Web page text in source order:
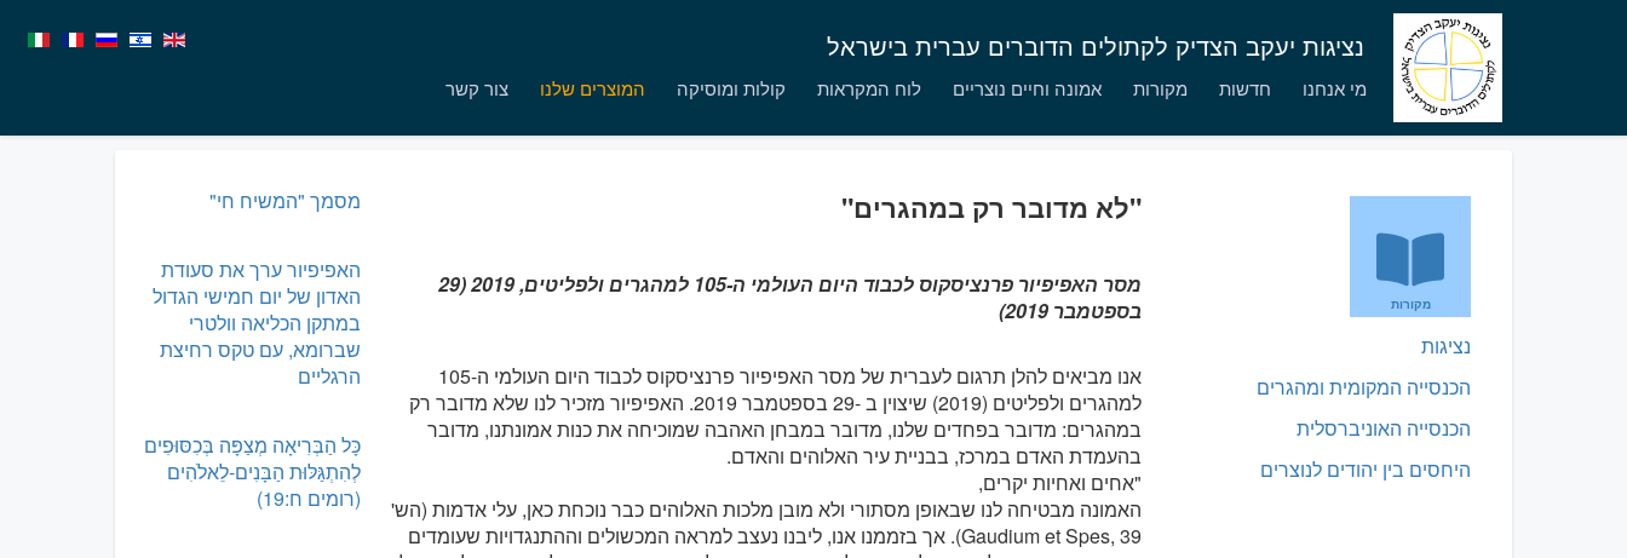
נציגות יעקב הצדיק לקתולים הדוברים עברית בישראל
מי אנחנו חדשות מקורות אמונה וחיים נוצריים לוח המקראות קולות ומוסיקה המוצרים שלנו צור קשר
מקורות
נציגות
הכנסייה המקומית ומהגרים
הכנסייה האוניברסלית
היחסים בין יהודים לנוצרים
"לא מדובר רק במהגרים"
מסר האפיפיור פרנציסקוס לכבוד היום העולמי ה-105 למהגרים ולפליטים, 2019 (29
בספטמבר 2019)
אנו מביאים להלן תרגום לעברית של מסר האפיפיור פרנציסקוס לכבוד היום העולמי ה-105
למהגרים ולפליטים (2019) שיצוין ב -29 בספטמבר 2019. האפיפיור מזכיר לנו שלא מדובר רק
במהגרים: מדובר בפחדים שלנו, מדובר במבחן האהבה שמוכיחה את כנות אמונתנו, מדובר
בהעמדת האדם במרכז, בבניית עיר האלוהים והאדם.
"אחים ואחיות יקרים,
האמונה מבטיחה לנו שבאופן מסתורי ולא מובן מלכות האלוהים כבר נוכחת כאן, עלי אדמות (הש'
Gaudium et Spes, 39). אך בזממנו אנו, ליבנו נעצב למראה המכשולים וההתנגדויות שעומדים
מסמך "המשיח חי"
האפיפיור ערך את סעודת
האדון של יום חמישי הגדול
במתקן הכליאה וולטרי
שברומא, עם טקס רחיצת
הרגליים
כָּל הַבְּרִיאָה מְצַפָּה בְּכִסּוּפִים
לְהִתְגַּלּוּת הַבָּנִים-לֵאלֹהִים
(רומים ח:19)